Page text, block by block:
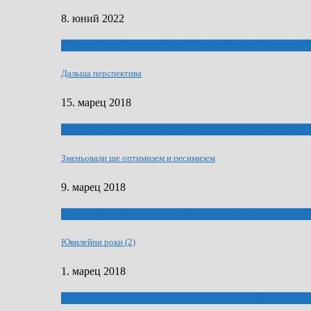
8. юний 2022
Дальша перспектива
15. марец 2018
Зменьовали ше оптимизем и песимизем
9. марец 2018
Ювилейни роки (2)
1. марец 2018